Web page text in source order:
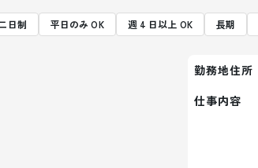
日制 平日のみ OK 週 4 日以上 OK 長期
勤務地住所
仕事内容